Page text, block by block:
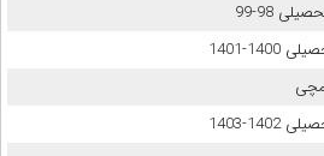
98-99
1401
1403